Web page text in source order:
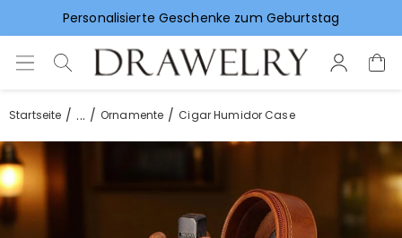
Personalisierte Geschenke zum Geburtstag
Vorlieben für Hochzeitsgeschenke
Startseite ... Ornamente Cigar Humidor Case